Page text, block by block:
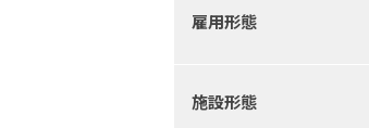
雇用形態
施設形態